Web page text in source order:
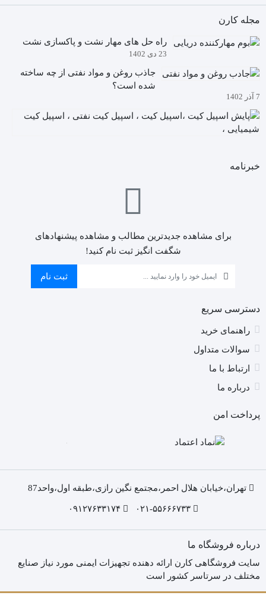
مجله کارن
راه حل های مهار نشت و پاکسازی نشت
23 دی 1402
جاذب روغن و مواد نفتی از چه ساخته
شده است؟
7 آذر 1402
خبرنامه
برای مشاهده جدیدترین مطالب و مشاهده پیشنهادهای
شگفت انگیز ثبت نام کنید!
ثبت نام
دسترسی سریع
راهنمای خرید
سوالات متداول
ارتباط با ما
درباره ما
پرداخت امن
تهران،خیابان هلال احمر،مجتمع نگین رازی،طبقه اول،واحد87
۰۲۱-۵۵۶۶۶۷۳۳ ۰۹۱۲۷۶۳۳۱۷۴
درباره فروشگاه ما
سایت فروشگاهی کارن ارائه دهنده تجهیزات ایمنی مورد نیاز صنایع
مختلف در سرتاسر کشور است